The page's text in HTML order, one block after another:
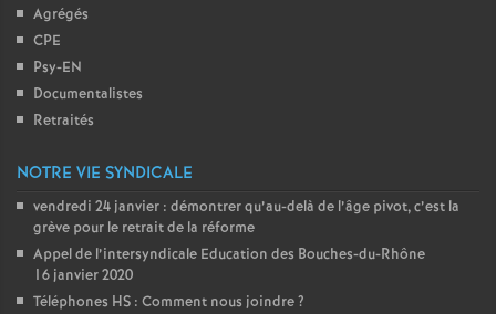
Agrégés
CPE
Psy-EN
Documentalistes
Retraités
NOTRE VIE SYNDICALE
vendredi 24 janvier : démontrer qu’au-delà de l’âge pivot, c’est la
grève pour le retrait de la réforme
Appel de l’intersyndicale Education des Bouches-du-Rhône
16 janvier 2020
Téléphones HS : Comment nous joindre?